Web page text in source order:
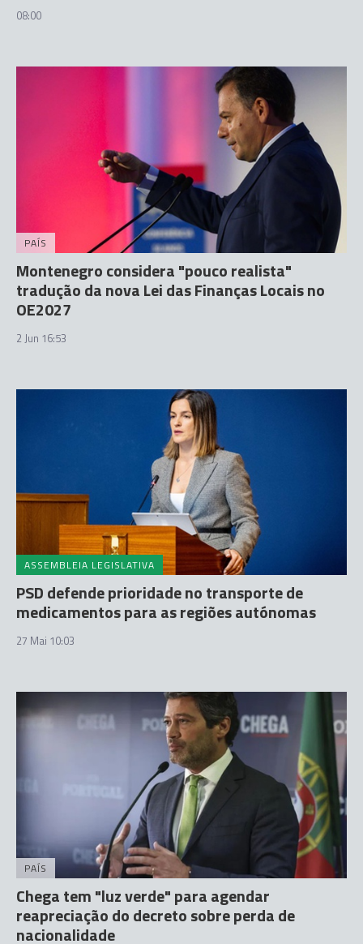
08:00
PAÍS
Montenegro considera "pouco realista"
tradução da nova Lei das Finanças Locais no
OE2027
2 Jun 16:53
ASSEMBLEIA LEGISLATIVA
PSD defende prioridade no transporte de
medicamentos para as regiões autónomas
27 Mai 10:03
PAÍS
Chega tem "luz verde" para agendar
reapreciação do decreto sobre perda de
nacionalidade